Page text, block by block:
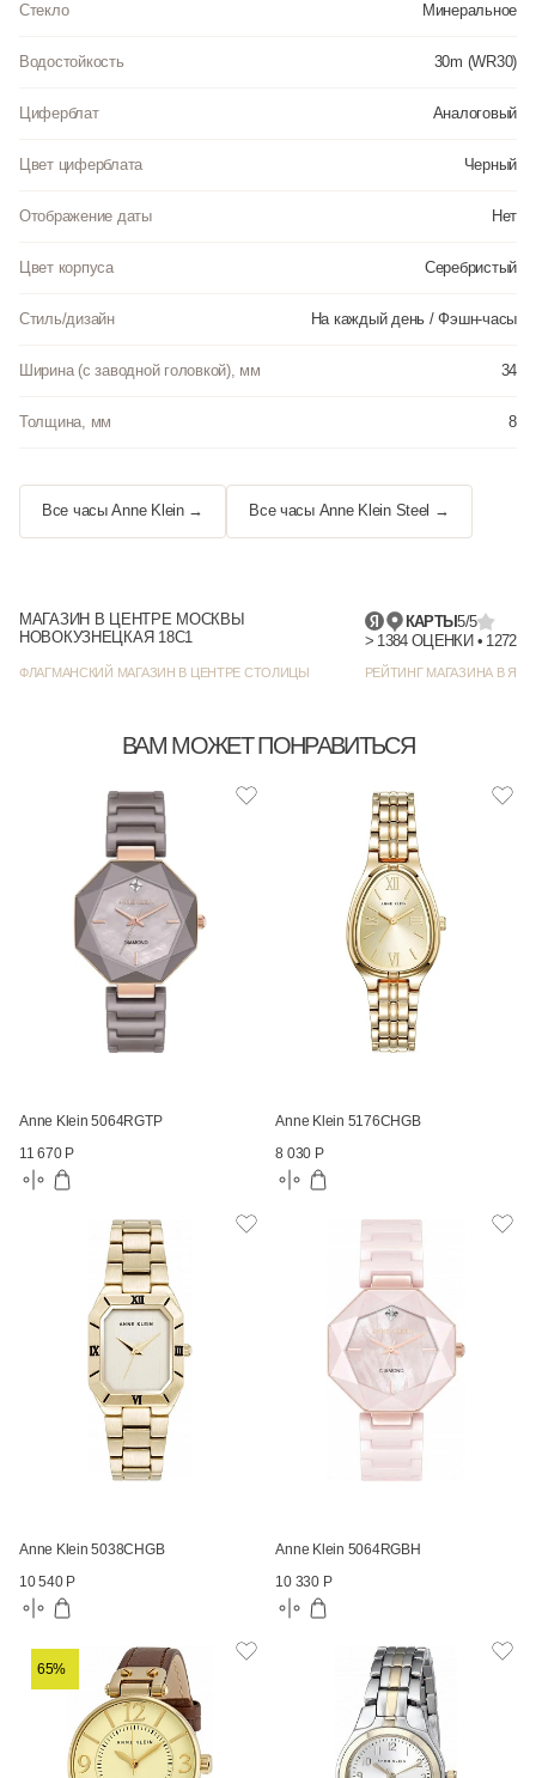
Стекло Минеральное
Водостойкость 30m (WR30)
Циферблат Аналоговый
Цвет циферблата Черный
Отображение даты Нет
Цвет корпуса Серебристый
Стиль/дизайн На каждый день / Фэшн-часы
Ширина (с заводной головкой), мм 34
Толщина, мм 8
Все часы Anne Klein → Все часы Anne Klein Steel →
МАГАЗИН В ЦЕНТРЕ МОСКВЫ
НОВОКУЗНЕЦКАЯ 18С1
ФЛАГМАНСКИЙ МАГАЗИН В ЦЕНТРЕ СТОЛИЦЫ
КАРТЫ5/5
РЕЙТИНГ МАГАЗИНА В
ВАМ МОЖЕТ ПОНРАВИТЬСЯ
Anne Klein 5064RGTP
11 670 Р
Anne Klein 5176CHGB
8 030 Р
Anne Klein 5038CHGB
10 540 Р
Anne Klein 5064RGBH
10 330 Р
65%